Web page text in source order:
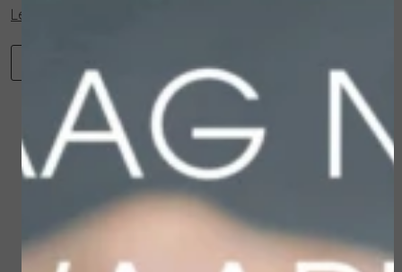
Lees verder...
+
Winkelwagen Verder winkelen
Gerelateerde
producten